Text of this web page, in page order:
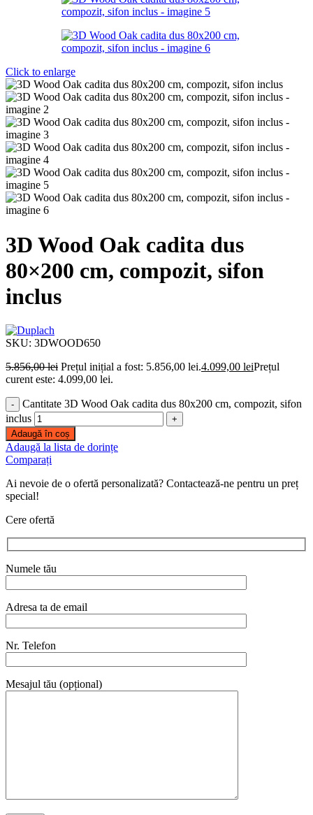
Click to enlarge
3D Wood Oak cadita dus
80×200 cm, compozit, sifon
inclus
SKU: 3DWOOD650
5.856,00lei Prețul inițial a fost: 5.856,00 lei.4.099,00 leiPrețul
curent este: 4.099,00 lei.
Cantitate 3D Wood Oak cadita dus 80x200 cm, compozit, sifon
inclus
Adaugă în coș
Adaugă la lista de dorințe
Comparați
Ai nevoie de o ofertă personalizată? Contactează-ne pentru un preț
special!
Cere ofertă
Numele tău
Adresa ta de email
Nr. Telefon
Mesajul tău (opțional)